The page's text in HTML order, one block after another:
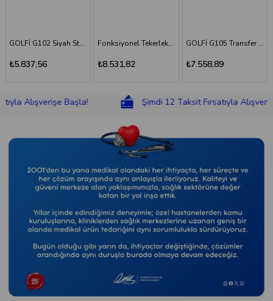
₺8.531,82 ₺7.558,89 ₺8.831,18
Başla! Şimdi 12 Taksit Fırsatıyla Alışverişe